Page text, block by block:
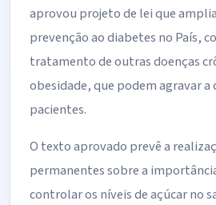
aprovou projeto de lei que
prevenção ao diabetes no País,
tratamento de outras doenças
obesidade, que podem agravar a
pacientes.
O texto aprovado prevê a
permanentes sobre a
controlar os níveis de açúcar no